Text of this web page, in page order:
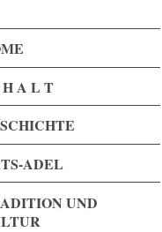
A L T
ADEL
UND